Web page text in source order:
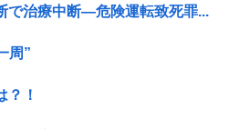
で治療中断―危険運転致死罪...
周”
？！